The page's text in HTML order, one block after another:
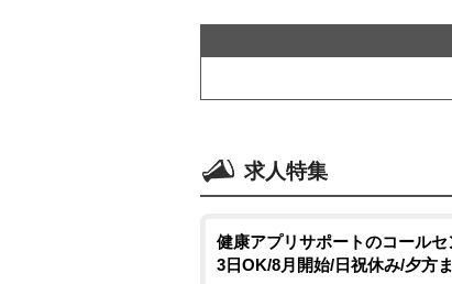
求人特集
健康アプリサポートのコール
3日OK/8月開始/日祝休み/夕方